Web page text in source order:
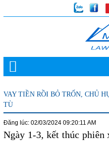
VAY TIỀN RỒI BỎ TRỐN, CHỦ
TÙ
Đăng lúc: 02/03/2024 09:20:11 AM
Ngày 1-3, kết thúc